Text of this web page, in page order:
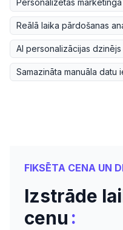
Personalizētas
Reālā laika pārdošanas
AI personalizācijas dzinējs
Samazināta manuāla datu
FIKSĒTA CENA UN
Izstrāde
cenu :